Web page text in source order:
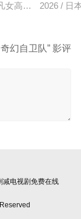
球，某日遭到了
女高中生·志津香
2026 / 日
幻自卫队” 影评
减电视剧免费在线